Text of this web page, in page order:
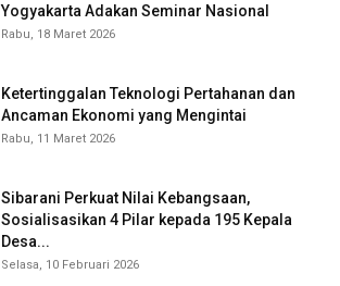
Yogyakarta Adakan Seminar Nasional
Rabu, 18 Maret 2026
Ketertinggalan Teknologi Pertahanan dan
Ancaman Ekonomi yang Mengintai
Rabu, 11 Maret 2026
Sibarani Perkuat Nilai Kebangsaan,
Sosialisasikan 4 Pilar kepada 195 Kepala
Desa...
Selasa, 10 Februari 2026